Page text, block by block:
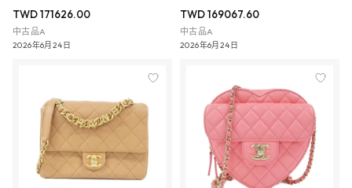
TWD 171626.00
中古品A
2026年6月24日
TWD 169067.60
中古品A
2026年6月24日